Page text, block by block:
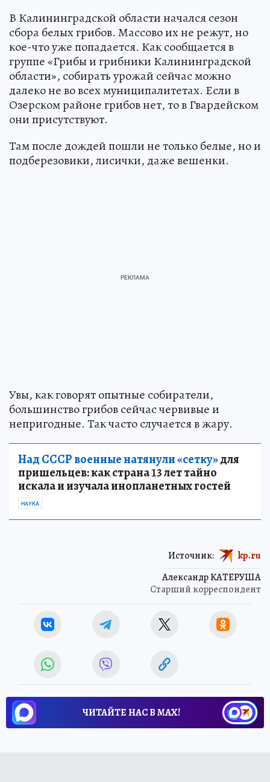
В Калининградской области начался сезон
сбора белых грибов. Массово их не режут, но
кое-что уже попадается. Как сообщается в
группе «Грибы и грибники Калининградской
области», собирать урожай сейчас можно
далеко не во всех муниципалитетах. Если в
Озерском районе грибов нет, то в Гвардейском
они присутствуют.
Там после дождей пошли не только белые, но и
подберезовики, лисички, даже вешенки.
Увы, как говорят опытные собиратели,
большинство грибов сейчас червивые и
непригодные. Так часто случается в жару.
Над СССР военные натянули «сетку»для
пришельцев: как страна 13 лет тайно
искала и изучала инопланетных гостей
НАУКА
Александр КАТЕРУША
Старший корреспондент
Источник: kp.ru
ЧИТАЙТЕ НАС В МАХ!